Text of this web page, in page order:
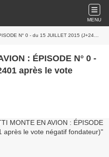
MENU
15 JUILLET 2015 (J+2401 après le vote négatif fondateur)
après le vote